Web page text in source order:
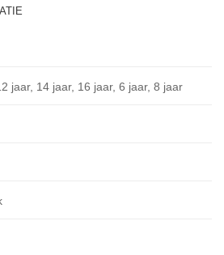
jaar, 14 jaar, 16 jaar, 6 jaar, 8 jaar